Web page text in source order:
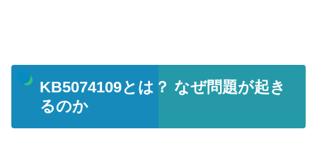
KB5074109とは？ なぜ問題が起き
るのか